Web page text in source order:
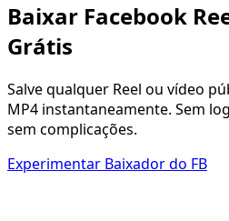
Baixar Facebook
Grátis
Salve qualquer Reel ou vídeo
MP4 instantaneamente. Sem
sem complicações.
Experimentar Baixador do FB